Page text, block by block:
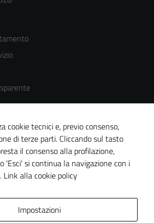
del sito
cookie tecnici e, previo consenso,
di terze parti. Cliccando sul tasto
il consenso alla profilazione,
'Esci' si continua la navigazione con i
Link alla cookie policy
Impostazioni
essere
disabilitati.
Questi cookie
non raccolgono
informazioni